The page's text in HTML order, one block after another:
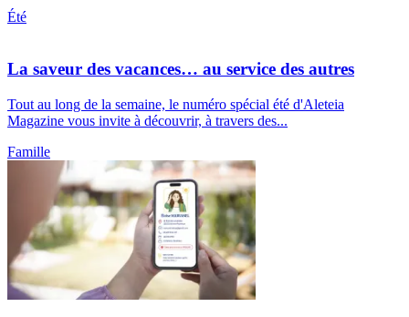
Été
La saveur des vacances… au service des autres
Tout au long de la semaine, le numéro spécial été d'Aleteia
Magazine vous invite à découvrir, à travers des...
Famille